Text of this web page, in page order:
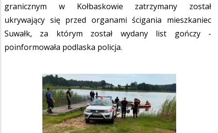
granicznym w Kołbaskowie zatrzymany został
ukrywający się przed organami ścigania mieszkaniec
Suwałk, za którym został wydany list gończy -
poinformowała podlaska policja.